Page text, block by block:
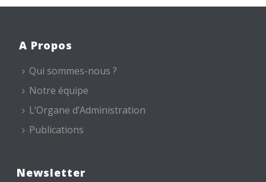
A Propos
Qui sommes-nous ?
Notre équipe
L’Organe d’Administration
Publications
Newsletter